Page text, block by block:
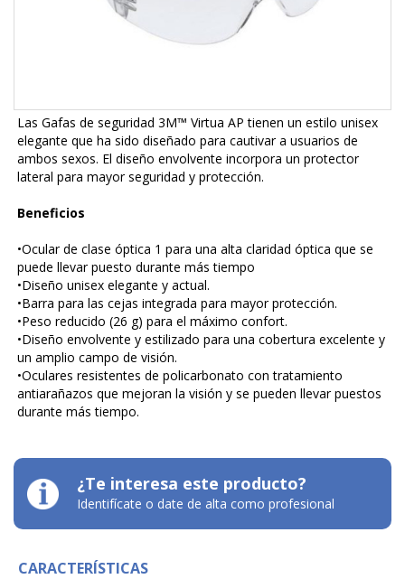
Las Gafas de seguridad 3M™ Virtua AP tienen un estilo unisex
elegante que ha sido diseñado para cautivar a usuarios de
ambos sexos. El diseño envolvente incorpora un protector
lateral para mayor seguridad y protección.
Beneficios
•Ocular de clase óptica 1 para una alta claridad óptica que se
puede llevar puesto durante más tiempo
•Diseño unisex elegante y actual.
•Barra para las cejas integrada para mayor protección.
•Peso reducido (26 g) para el máximo confort.
•Diseño envolvente y estilizado para una cobertura excelente y
un amplio campo de visión.
•Oculares resistentes de policarbonato con tratamiento
antiarañazos que mejoran la visión y se pueden llevar puestos
durante más tiempo.
¿Te interesa este producto?
Identifícate o date de alta como profesional
CARACTERÍSTICAS